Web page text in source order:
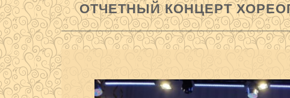
ОТЧЕТНЫЙ КОНЦЕРТ